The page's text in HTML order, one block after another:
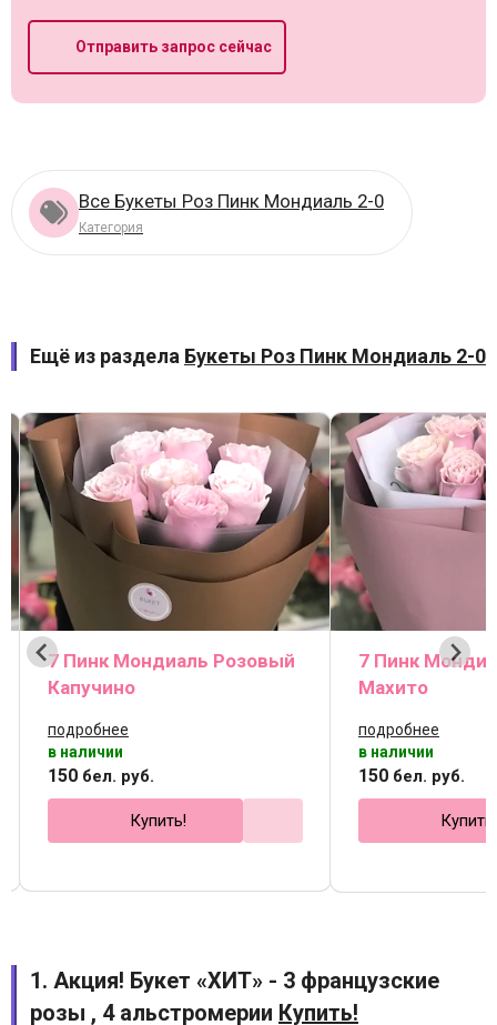
Отправить запрос сейчас
Все Букеты Роз Пинк Мондиаль 2-0
Категория
Ещё из раздела Букеты Роз Пинк Мондиаль 2-0
7 Пинк Мондиаль Розовый
Капучино
подробнее
в наличии
150 бел. руб.
Купить!
7 Пинк
Махито
подробнее
в наличии
150 бел. руб.
Купить!
1. Акция! Букет «ХИТ» - 3 французские
розы , 4 альстромерии Купить!